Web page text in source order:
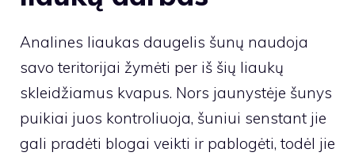
Analines liaukas daugelis šunų naudoja
savo teritorijai žymėti per iš šių liaukų
skleidžiamus kvapus. Nors jaunystėje šunys
puikiai juos kontroliuoja, šuniui senstant jie
gali pradėti blogai veikti ir pablogėti, todėl jie